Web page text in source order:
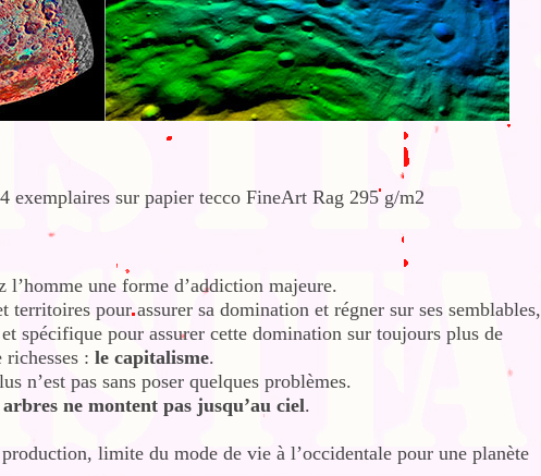
exemplaires sur papier tecco FineArt Rag 295 g/m2
une forme d’addiction majeure.
territoires pour assurer sa domination et régner sur ses semblables,
spécifique pour assurer cette domination sur toujours plus de
: le capitalisme.
n’est pas sans poser quelques problèmes.
arbres ne montent pas jusqu’au ciel.
limite du mode de vie à l’occidentale pour une planète